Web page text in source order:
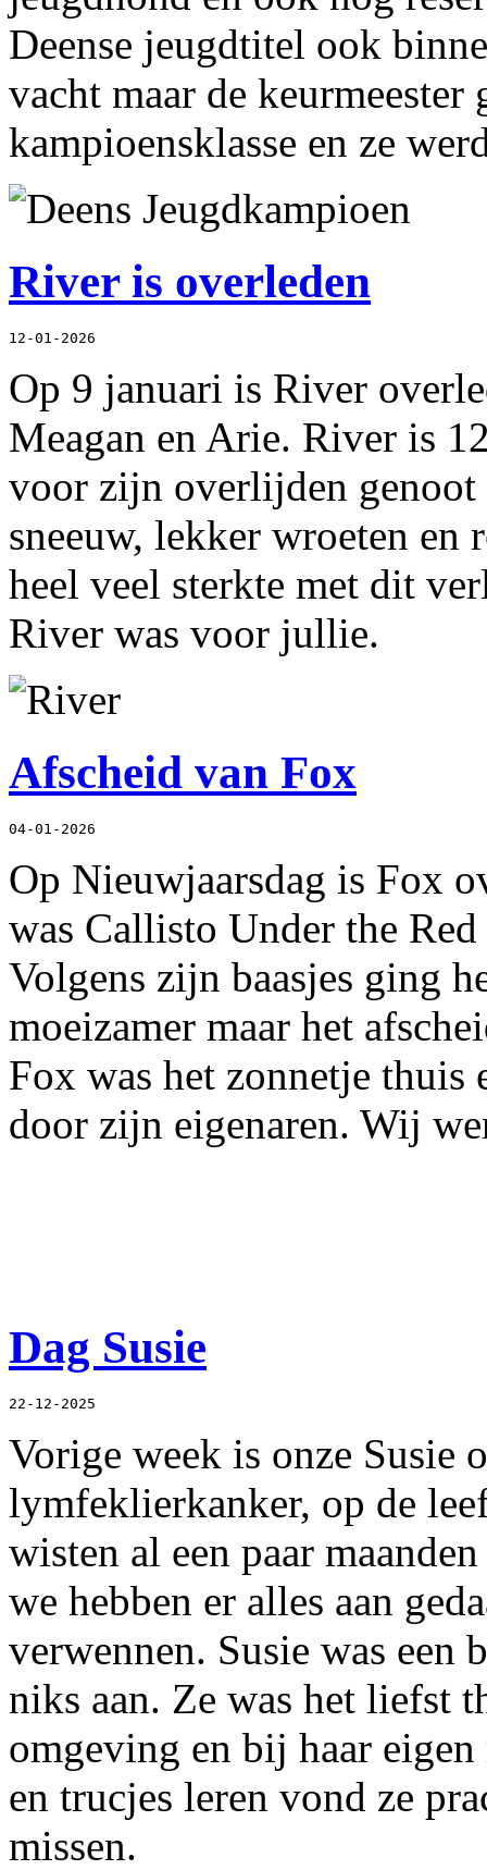
Deense jeugdtitel ook
vacht maar de
kampioensklasse en ze
River is overleden
12-01-2026
Op 9 januari is River
Meagan en Arie. River is
voor zijn overlijden
sneeuw, lekker wroeten en
heel veel sterkte met dit
River was voor jullie.
Afscheid van Fox
04-01-2026
Op Nieuwjaarsdag is Fox
was Callisto Under the
Volgens zijn baasjes ging
moeizamer maar het
Fox was het zonnetje thuis
door zijn eigenaren. Wij
Dag Susie
22-12-2025
Vorige week is onze Susie
lymfeklierkanker, op de
wisten al een paar
we hebben er alles aan
verwennen. Susie was een
niks aan. Ze was het liefst
omgeving en bij haar
en trucjes leren vond ze
missen.